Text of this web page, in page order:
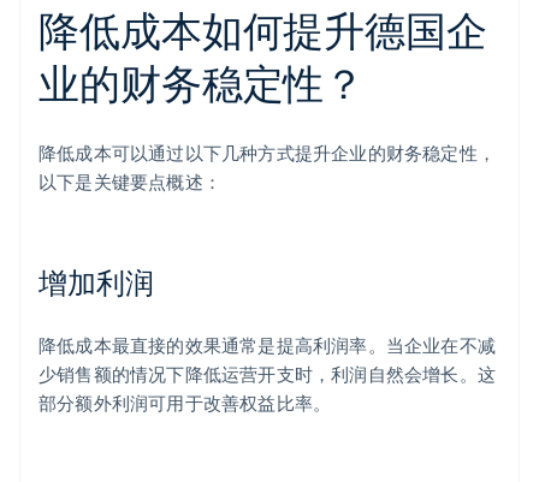
降低成本如何提升德国企
业的财务稳定性？
降低成本可以通过以下几种方式提升企业的财务稳定性，
以下是关键要点概述：
增加利润
降低成本最直接的效果通常是提高利润率。当企业在不减
少销售额的情况下降低运营开支时，利润自然会增长。这
部分额外利润可用于改善权益比率。